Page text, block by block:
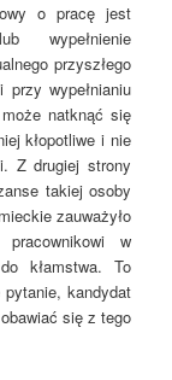
o pracę jest
wypełnienie
przyszłego
wypełnianiu
natknąć się
kłopotliwe i nie
Z drugiej strony
takiej osoby
zauważyło
w
kłamstwa. To
kandydat
się z tego